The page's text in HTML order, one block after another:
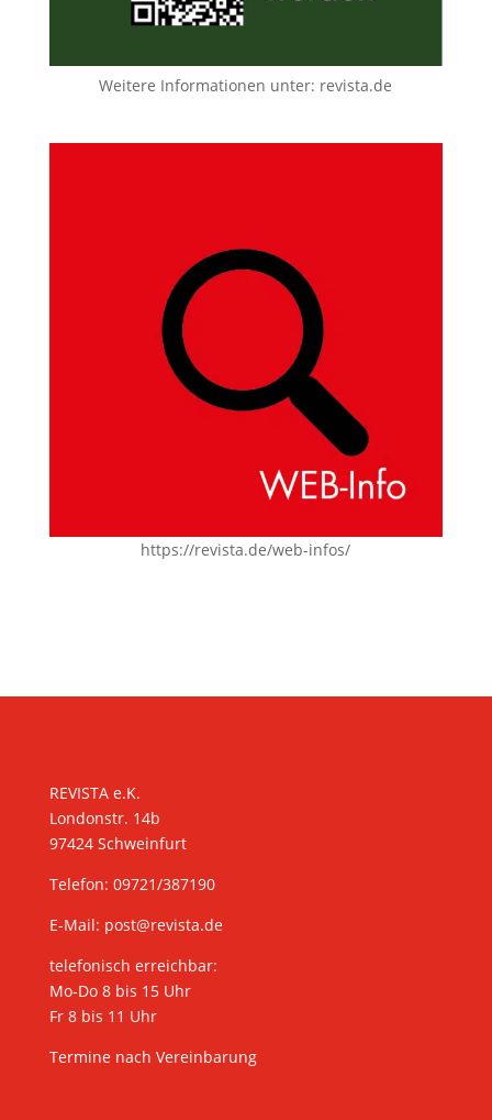
Weitere Informationen unter: revista.de
https://revista.de/web-infos/
REVISTA e.K.
Londonstr. 14b
97424 Schweinfurt
Telefon: 09721/387190
E-Mail: post@revista.de
telefonisch erreichbar:
Mo-Do 8 bis 15 Uhr
Fr 8 bis 11 Uhr
Termine nach Vereinbarung